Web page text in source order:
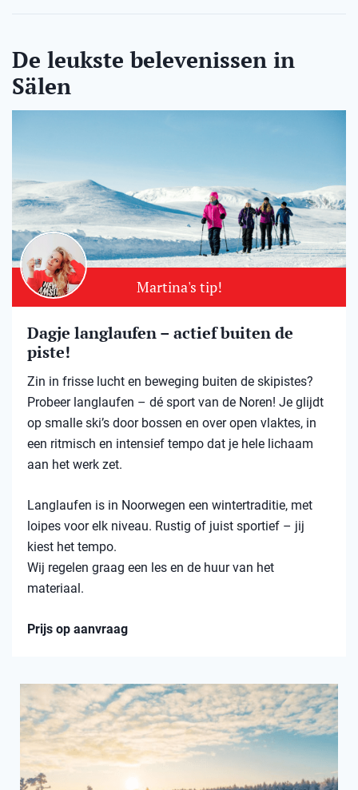
De leukste belevenissen in
Sälen
Martina's tip!
Dagje langlaufen – actief buiten de
piste!
Zin in frisse lucht en beweging buiten de skipistes?
Probeer langlaufen – dé sport van de Noren! Je glijdt
op smalle ski’s door bossen en over open vlaktes, in
een ritmisch en intensief tempo dat je hele lichaam
aan het werk zet.
Langlaufen is in Noorwegen een wintertraditie, met
loipes voor elk niveau. Rustig of juist sportief – jij
kiest het tempo.
Wij regelen graag een les en de huur van het
materiaal.
Prijs op aanvraag